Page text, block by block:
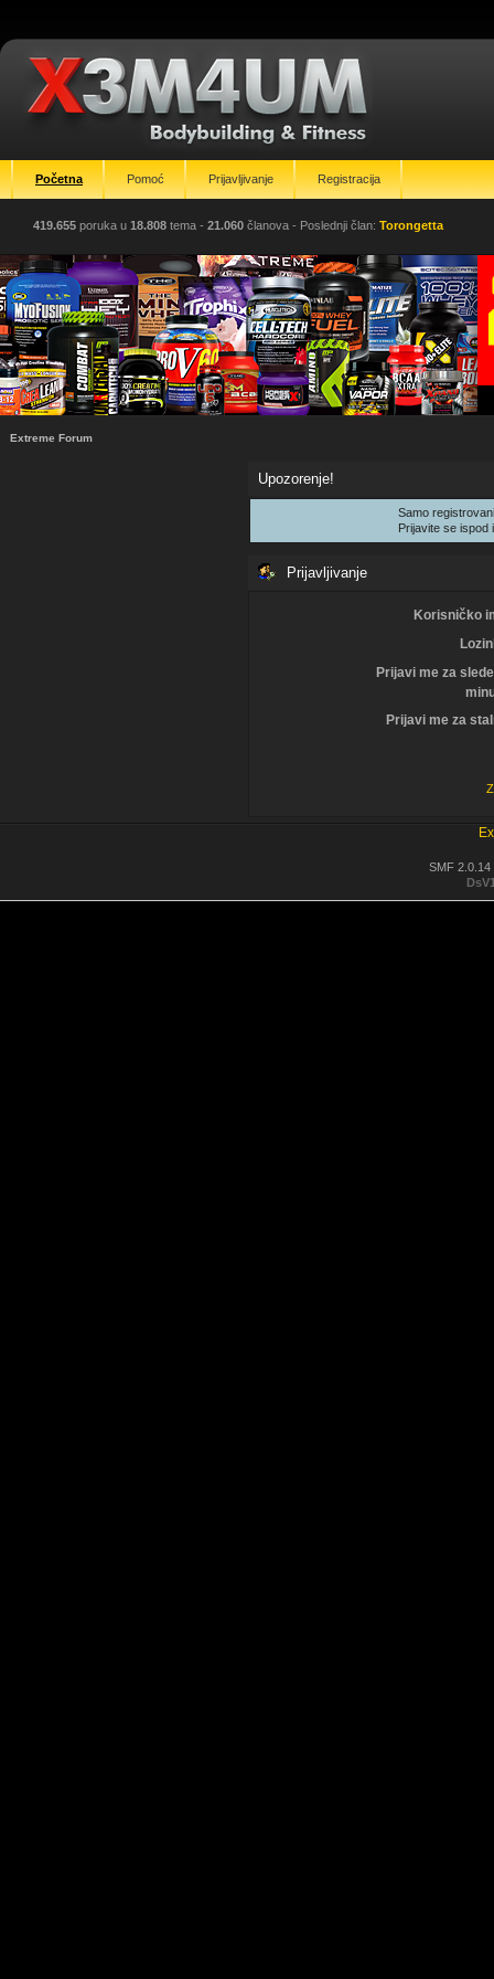
Početna Pomoć Prijavljivanje Registracija
419.655 poruka u 18.808 tema - 21.060 članova - Poslednji član: Torongetta
Extreme Forum
Upozorenje!
Samo
Prijavite se ispod
Prijavljivanje
Korisničko
Prijavi me za
Prijavi me za
SMF 2.0.14